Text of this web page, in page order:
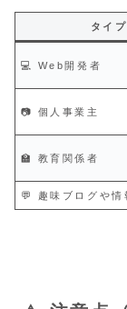
タイプ
💻 Web開発者
📷 個人事業主
🏫 教育関係者
💬 趣味ブログや情